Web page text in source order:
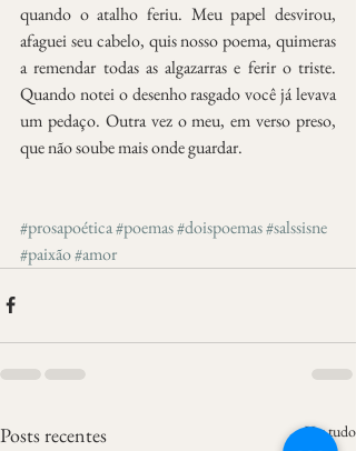
quando o atalho feriu. Meu papel desvirou,
afaguei seu cabelo, quis nosso poema, quimeras
a remendar todas as algazarras e ferir o triste.
Quando notei o desenho rasgado você já levava
um pedaço. Outra vez o meu, em verso preso,
que não soube mais onde guardar.
#prosapoética#poemas#doispoemas#salssisne
#paixão#amor
Posts recentes Ver tudo